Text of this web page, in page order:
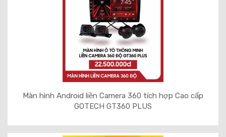
Màn hình Android liền Camera 360 tích hợp Cao cấp
GOTECH GT360 PLUS